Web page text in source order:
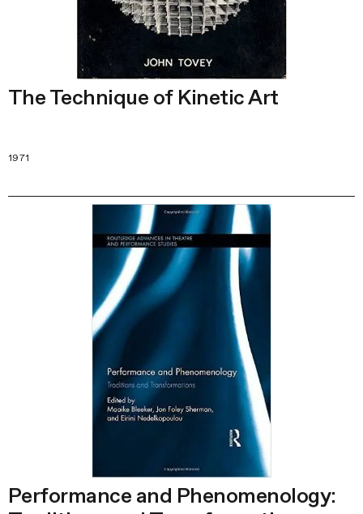
The Technique of Kinetic Art
1971
Performance and Phenomenology: